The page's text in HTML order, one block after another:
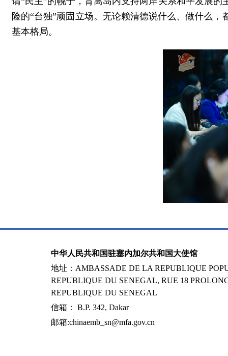
险的“台独”顽固立场。无论赖清德说什么、做什么
基本格局。
中华人民共和国驻塞内加尔共和国大使馆
地址：AMBASSADE DE LA REPUBLIQUE
REPUBLIQUE DU SENEGAL, RUE 18
REPUBLIQUE DU SENEGAL
信箱： B.P. 342, Dakar
邮箱:chinaemb_sn@mfa.gov.cn